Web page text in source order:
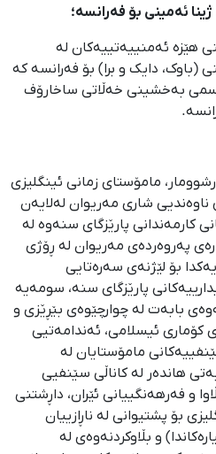
ئەمینی بۆ فەرانسە؛
١٤٠٢، پێشگرتنی هێزە ئەمنییەتییەکان لە
(باوک، دایک و برا) بۆ فەرانسە کە
بەخشینی خەڵاتی ساخارۆف
مامۆستای زمانی ئینگلیزی
لە بەشی ناوەندیی شاری مەریوان لەلایەن
کارمەندانی پارێزگای سنەوە لە
پەروەردەی مەریوان لە ڕۆژی
لە نامەیەکدا بۆ لێژنەی سەرەتایی
پارێزگای سنە، سومەیە
بابەت لە چوارچێوەی بێڕێزی و
کۆماری ئیسلامی، ئەندامەتیی
مامۆستایان لە
هاندەر لە کاناڵی سێنفیی
و فەرهەنگییانی ئێران، داڕشتنی
بۆ پشتیوانی لە ناڕازییان
و بڵاوکردنەوەی لە